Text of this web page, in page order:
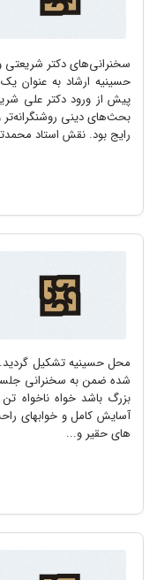
سخنرانی‌های دکتر شریعتی
حسینیه ارشاد به عنوان
پیش از ورود دکتر علی
بحث‌های دینی روشنگرانه‌تر و
رایج بود. نقش استاد
محل حسینیه تشکیل گردید.
شده ضمن به سخنرانى جلسه
بزرگ باشد خواه ناخواه
آسایش کامل و خوابهاى راحت
هاى حقیر و...